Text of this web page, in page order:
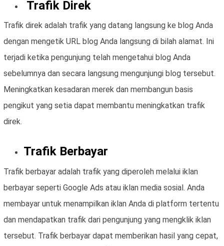
Trafik Direk
Trafik direk adalah trafik yang datang langsung ke blog Anda
dengan mengetik URL blog Anda langsung di bilah alamat. Ini
terjadi ketika pengunjung telah mengetahui blog Anda
sebelumnya dan secara langsung mengunjungi blog tersebut.
Meningkatkan kesadaran merek dan membangun basis
pengikut yang setia dapat membantu meningkatkan trafik
direk.
Trafik Berbayar
Trafik berbayar adalah trafik yang diperoleh melalui iklan
berbayar seperti Google Ads atau iklan media sosial. Anda
membayar untuk menampilkan iklan Anda di platform tertentu
dan mendapatkan trafik dari pengunjung yang mengklik iklan
tersebut. Trafik berbayar dapat memberikan hasil yang cepat,